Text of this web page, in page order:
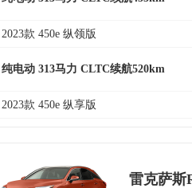
2023款 450e 纵领版
纯电动 313马力 CLTC续航520km
2023款 450e 纵享版
雷克萨斯